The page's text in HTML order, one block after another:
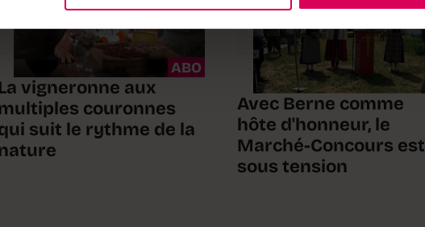
ABO
La vigneronne aux
couronnes
suit le rythme de la
Avec Berne comme
hôte d'honneur, le
Marché-Concours est
sous tension